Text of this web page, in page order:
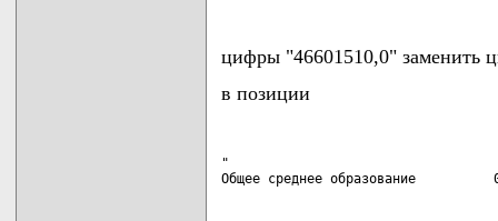
цифры "46601510,0" заменить
в позиции
"
Общее среднее образование